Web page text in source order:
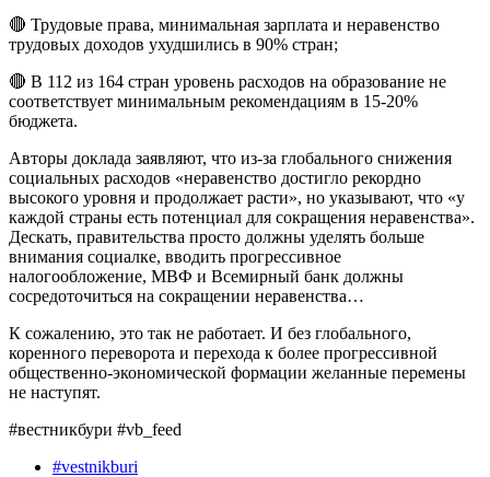
🔴 Трудовые права, минимальная зарплата и неравенство
трудовых доходов ухудшились в 90% стран;
🔴 В 112 из 164 стран уровень расходов на образование не
соответствует минимальным рекомендациям в 15-20%
бюджета.
Авторы доклада заявляют, что из-за глобального снижения
социальных расходов «неравенство достигло рекордно
высокого уровня и продолжает расти», но указывают, что «у
каждой страны есть потенциал для сокращения неравенства».
Дескать, правительства просто должны уделять больше
внимания социалке, вводить прогрессивное
налогообложение, МВФ и Всемирный банк должны
сосредоточиться на сокращении неравенства…
К сожалению, это так не работает. И без глобального,
коренного переворота и перехода к более прогрессивной
общественно-экономической формации желанные перемены
не наступят.
#вестникбури #vb_feed
#vestnikburi